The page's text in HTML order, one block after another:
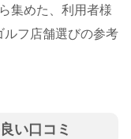
集めた、利用者様
ルフ店舗選びの参考
い口コミ